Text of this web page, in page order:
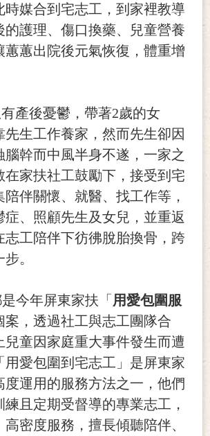
時媒合到宅志工，到家裡教導
的護理、傷口換藥、兒童營養
蕙蕙出院後元氣恢復，體重增
產後憂鬱，帶著2歲的女
先生工作養家，然而先生卻因
腦幹而中風半身不遂，一家之
在家扶社工鼓勵下，接受到宅
伴關懷、就醫、找工作等，
症、照顧先生及女兒，並重返
志工陪伴下彷彿脫胎換骨，跨
。
是今年屏東家扶「 用愛包圍服
案，透過社工與志工團隊合
兒童因家庭重大事件發生而遭
用愛包圍到宅志工」是屏東家
度運用的服務方法之一，他們
且定期受督導的專業志工，
密度服務，擅長傾聽陪伴、